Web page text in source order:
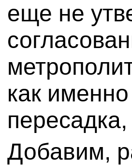
еще не
как
Добавим,